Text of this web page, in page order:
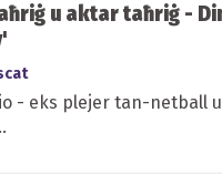
u aktar taħriġ -
- eks plejer tan-netball